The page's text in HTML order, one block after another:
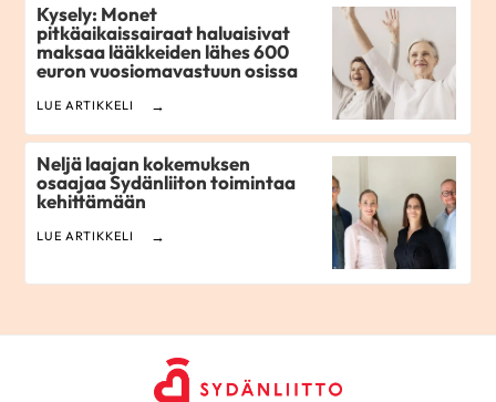
Kysely: Monet
pitkäaikaissairaat haluaisivat
maksaa lääkkeiden lähes 600
euron vuosiomavastuun osissa
LUE ARTIKKELI
Neljä laajan kokemuksen
osaajaa Sydänliiton toimintaa
kehittämään
LUE ARTIKKELI